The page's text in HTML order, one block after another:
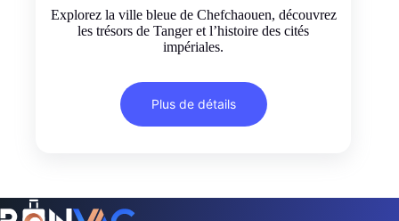
Explorez la ville bleue de Chefchaouen, découvrez
les trésors de Tanger et l’histoire des cités
impériales.
Plus de détails